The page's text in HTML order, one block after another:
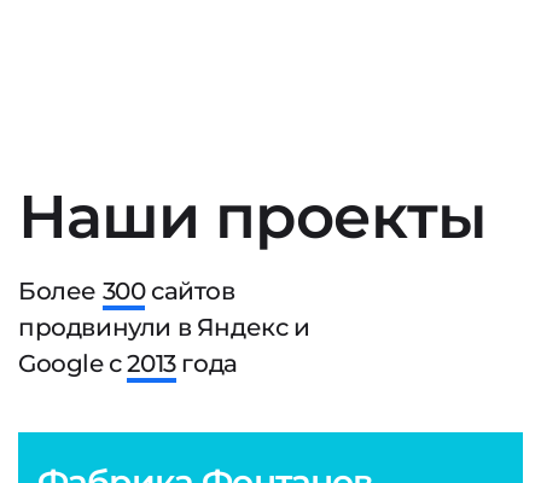
Наши проекты
Более 300сайтов
продвинули в Яндекс и
Google с2013года